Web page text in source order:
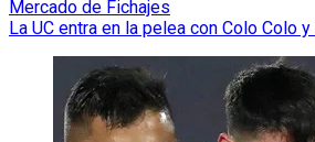
Mercado de Fichajes
La UC entra en la pelea con Colo Colo